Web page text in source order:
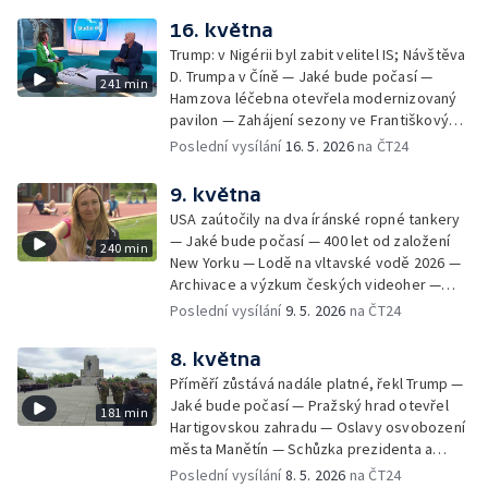
Paraple — LAVRS Market — Preventivní akce
Kolama dolů
bankéře — Vědci objasňují zmizení
Franklinovy expedice — Bezpečnostní
konference Globsec — Evropský den
chráněných území v českých NP — Dálková
turistika: jak nepřecenit své síly — Čeští
hokejisté se utkají se Slováky — Zelenskyj
se zúčastní summitu NATO v Ankaře —
— Kanadská Alberta uvažuje o nezávislosti
— Dny soukromých hradů a zámků —
Prevence před vznikem požárů — Pohneme
Karlovarským krajem
241 min
16. května
Trump: v Nigérii byl zabit velitel IS; Návštěva
D. Trumpa v Číně — Jaké bude počasí —
Hamzova léčebna otevřela modernizovaný
pavilon — Zahájení sezony ve Františkových
Lázních — Pochod Praha–Prčice — Černé
Pražském jaru — Brigády na léto —
Autobusový den PID na Letné — Hypertenze
už není jen chorobou seniorů — Zkraje:
česko-slovensko-polské trojmezí — Ruská
agrese na Ukrajině a výměna zajatců —
Odcizená lebka svaté Zdislavy nalezena —
100 let Domu umění v Ostravě — Měření
Festival Železné cyklotrasy — MS v ledním
hokeji
Poslední vysílání 16. 5. 2026na ČT24
240 min
9. května
USA zaútočily na dva íránské ropné tankery
— Jaké bude počasí — 400 let od založení
New Yorku — Lodě na vltavské vodě 2026 —
Archivace a výzkum českých videoher —
Černé ovce: vyúčtování energií — Vztahy
přepravě vody — Kempy zahajují sezonu —
Trabi Český ráj Jinolice — Aktivita klíšťat
prudce roste — Začala Sarkandrovská pouť
smíření — Třídenní klid zbraní mezi Ruskem a
Ukrajinou — Jak začít s běháním — Ustavující
schůze nového maďarského parlamentu;
Fico se setká s Putinem — Účast ruských
Poslední vysílání9. 5. 2026 na ČT24
181 min
8. května
Příměří zůstává nadále platné, řekl Trump —
Jaké bude počasí — Pražský hrad otevřel
Hartigovskou zahradu — Oslavy osvobození
města Manětín — Schůzka prezidenta a
premiéra k summitu NATO — 81 let od konce
Poslední vysílání8. 5. 2026 na ČT24